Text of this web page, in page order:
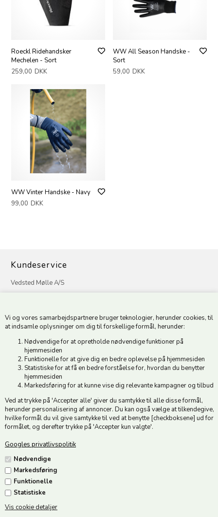
Vi og vores samarbejdspartnere bruger teknologier, herunder cookies, til
at indsamle oplysninger om dig til forskellige formål, herunder:
Nødvendige for at opretholde nødvendige funktioner på
hjemmesiden
Funktionelle for at give dig en bedre oplevelse på hjemmesiden
Statistiske for at få en bedre forståelse for, hvordan du benytter
hjemmesiden
Markedsføring for at kunne vise dig relevante kampagner og tilbud
Ved at trykke på 'Accepter alle' giver du samtykke til alle disse formål,
herunder personalisering af annoncer. Du kan også vælge at tilkendegive,
hvilke formål du vil give samtykke til ved at benytte [checkboksene] ud for
formålet, og derefter trykke på 'Accepter kun valgte'.
Googles privatlivspolitik
Nødvendige
Markedsføring
Funktionelle
Statistiske
Vis cookie detaljer
Roeckl Ridehandsker
Mechelen - Sort
259,00 DKK
WW All Season Handske -
Sort
59,00 DKK
WW Vinter Handske - Navy
99,00 DKK
Kundeservice
Vedsted Mølle A/S
CVR 49879415 Mailvedstedmoelle@post.tele.dk
Åbningstider: Man-Fre 9.00-17.00 | Middagslukket 12.00-12.30 |
Lørdag 9.00-12.00
Hold dig opdateret
Tilmeld dig vores nyhedsbrev og modtag gode tilbud :)
Jeg accepterer vilkårene
Følg os